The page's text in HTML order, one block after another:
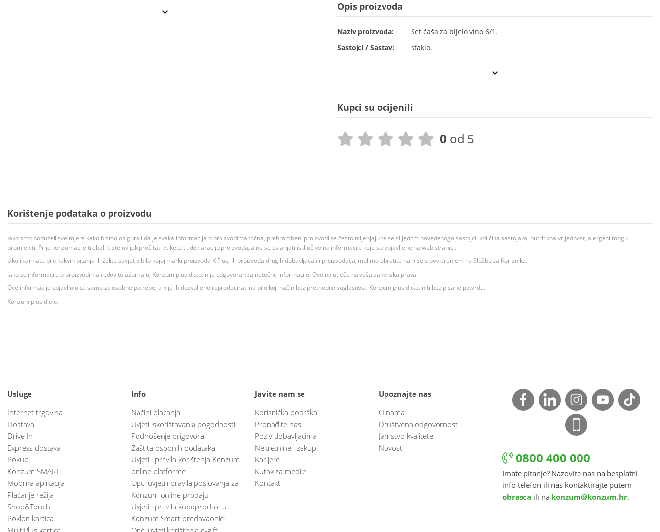
Opis proizvoda
Naziv proizvoda:
Set čaša za bijelo vino 6/1.
Sastojci / Sastav:
staklo.
Kupci su ocijenili
0 od 5
Korištenje podataka o proizvodu
Iako smo poduzeli sve mjere kako bismo osigurali da je svaka informacija o proizvodima točna, prehrambeni proizvodi se često mijenjaju te se slijedom navedenoga sastojci, količina sastojaka, nutritivna vrijednost, alergeni mogu
promjeniti. Prije konzumacije trebali biste uvijek pročitati etiketu tj. deklaraciju proizvoda, a ne se oslanjati isključivo na informacije koje su objavljene na web stranici.
Ukoliko imate bilo kakvih pitanja ili želite savjet o bilo kojoj marki proizvoda K Plus, ili proizvoda drugih dobavljača ili proizvođača, molimo obratite nam se s povjerenjem na Službu za Korisnike.
Iako se informacije o proizvodima redovito ažuriraju, Konzum plus d.o.o. nije odgovoran za netočne informacije. Ovo ne utječe na vaša zakonska prava.
Ove informacije objavljuju se samo za osobne potrebe, a nije ih dozvoljeno reproducirati na bilo koji način bez prethodne suglasnosti Konzum plus d.o.o. niti bez pisane potvrde.
Konzum plus d.o.o.
Usluge
Internet trgovina
Dostava
Drive In
Express dostava
Pokupi
Konzum SMART
Mobilna aplikacija
Plaćanje režija
Shop&Touch
Poklon kartica
MultiPlus kartica
Info
Načini plaćanja
Uvjeti iskorištavanja pogodnosti
Podnošenje prigovora
Zaštita osobnih podataka
Uvjeti i pravila korištenja Konzum
online platforme
Opći uvjeti i pravila poslovanja za
Konzum online prodaju
Uvjeti i pravila kupoprodaje u
Konzum Smart prodavaonici
Opći uvjeti korištenja e-gift
Javite nam se
Korisnička podrška
Pronađite nas
Poziv dobavljačima
Nekretnine i zakupi
Karijere
Kutak za medije
Kontakt
Upoznajte nas
O nama
Društvena odgovornost
Jamstvo kvalitete
Novosti
0800 400 000
Imate pitanje? Nazovite nas na besplatni
info telefon ili nas kontaktirajte putem
obrasca ili na konzum@konzum.hr.